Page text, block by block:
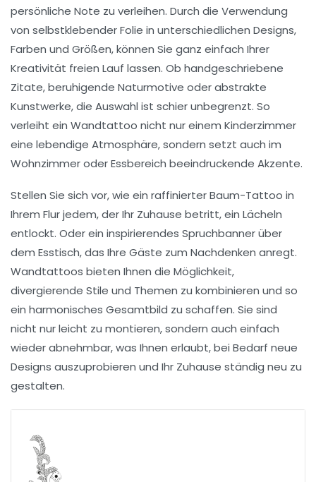
persönliche Note zu verleihen. Durch die Verwendung
von selbstklebender Folie in unterschiedlichen Designs,
Farben und Größen, können Sie ganz einfach Ihrer
Kreativität freien Lauf lassen. Ob handgeschriebene
Zitate, beruhigende Naturmotive oder abstrakte
Kunstwerke, die Auswahl ist schier unbegrenzt. So
verleiht ein Wandtattoo nicht nur einem Kinderzimmer
eine lebendige Atmosphäre, sondern setzt auch im
WohnzimmeroderEssbereich beeindruckende Akzente.
Stellen Sie sich vor, wie ein raffinierterBaum-Tattoo in
Ihrem Flurjedem, der Ihr Zuhause betritt, ein Lächeln
entlockt. Oder ein inspirierendes Spruchbannerüber
dem Esstisch, das Ihre Gäste zum Nachdenken anregt.
Wandtattoos bieten Ihnen die Möglichkeit,
divergierende Stile und Themen zu kombinieren und so
ein harmonisches Gesamtbild zu schaffen. Sie sind
nicht nur leicht zu montieren, sondern auch einfach
wieder abnehmbar, was Ihnen erlaubt, bei Bedarf neue
Designs auszuprobieren und Ihr Zuhause ständig neu zu
gestalten.